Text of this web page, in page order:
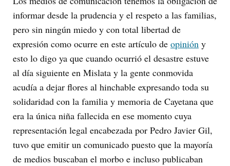
informar desde la prudencia y el respeto a las familias,
pero sin ningún miedo y con total libertad de
expresión como ocurre en este artículo de opinión y
esto lo digo ya que cuando ocurrió el desastre estuve
al día siguiente en Mislata y la gente conmovida
acudía a dejar flores al hinchable expresando toda su
solidaridad con la familia y memoria de Cayetana que
era la única niña fallecida en ese momento cuya
representación legal encabezada por Pedro Javier Gil,
tuvo que emitir un comunicado puesto que la mayoría
de medios buscaban el morbo e incluso publicaban